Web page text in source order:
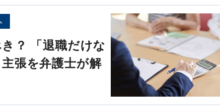
？ 「退職だけな
張を弁護士が解